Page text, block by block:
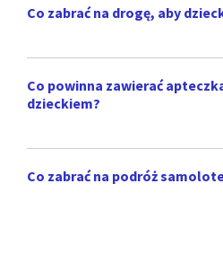
Co zabrać na drogę, aby
Co powinna zawierać
dzieckiem?
Co zabrać na podróż